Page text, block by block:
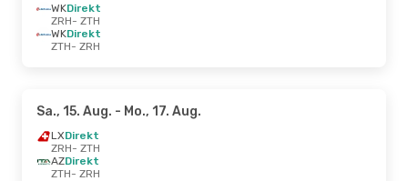
WKDirekt
ZRH- ZTH
WKDirekt
ZTH- ZRH
Sa., 15. Aug. - Mo., 17. Aug.
LXDirekt
ZRH- ZTH
AZDirekt
ZTH- ZRH